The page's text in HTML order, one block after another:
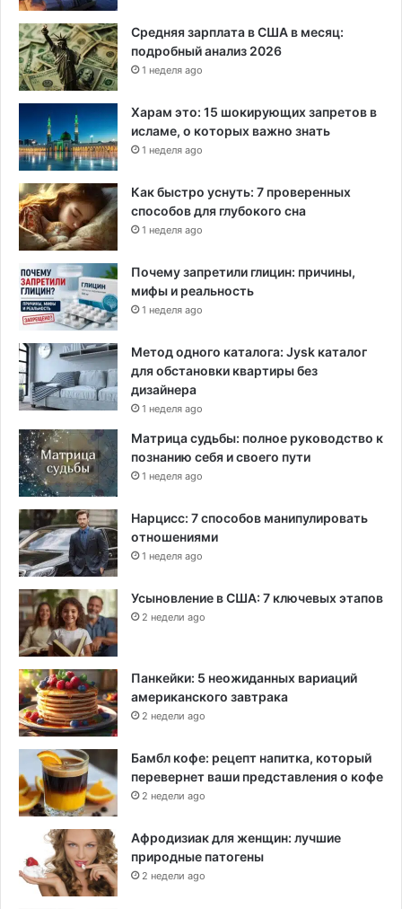
е
н
н
у
ю
п
м
о
щ
ь
Средняя зарплата в США в месяц:
подробный анализ 2026
1 неделя ago
Харам это: 15 шокирующих запретов в
исламе, о которых важно знать
1 неделя ago
Как быстро уснуть: 7 проверенных
способов для глубокого сна
1 неделя ago
Почему запретили глицин: причины,
мифы и реальность
1 неделя ago
Метод одного каталога: Jysk каталог
для обстановки квартиры без
дизайнера
1 неделя ago
Матрица судьбы: полное руководство к
познанию себя и своего пути
1 неделя ago
Нарцисс: 7 способов манипулировать
отношениями
1 неделя ago
Усыновление в США: 7 ключевых этапов
2 недели ago
Панкейки: 5 неожиданных вариаций
американского завтрака
2 недели ago
Бамбл кофе: рецепт напитка, который
перевернет ваши представления о кофе
2 недели ago
Афродизиак для женщин: лучшие
природные патогены
2 недели ago